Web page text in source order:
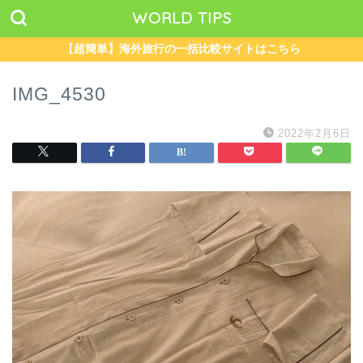
WORLD TIPS
【超簡単】海外旅行の一括比較サイトはこちら
IMG_4530
2022年2月6日